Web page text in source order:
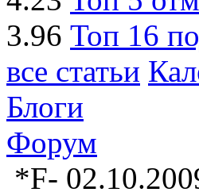
3.96 Топ 16
все статьи
Блоги
Форум
*F-